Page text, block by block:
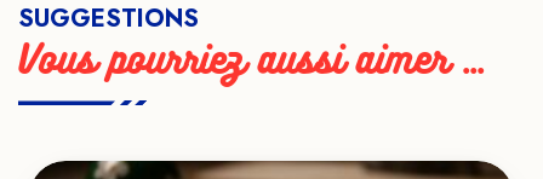
SUGGESTIONS
Vous pourriez aussi aimer ...
VOIR LE TEASER